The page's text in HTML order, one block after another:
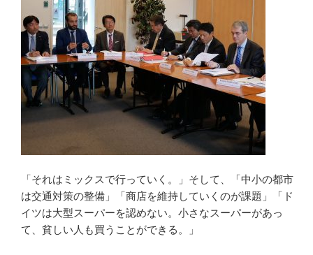
「それはミックスで行っていく。」そして、「中小の都市
は交通対策の整備」「商店を維持していくのが課題」「ド
イツは大型スーパーを認めない。小さなスーパーがあっ
て、貧しい人も買うことができる。」